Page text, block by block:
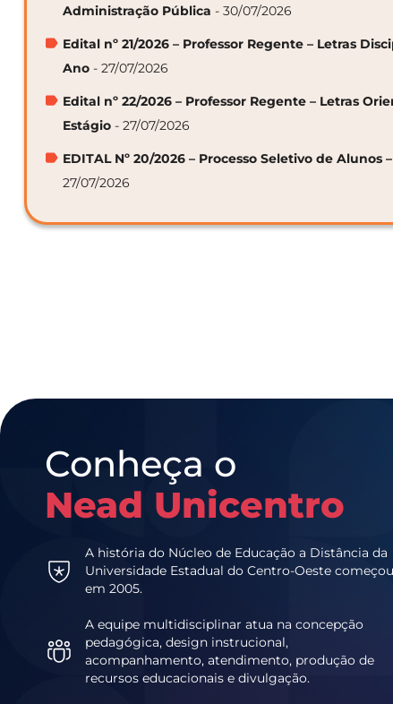
Administração Pública - 30/07/2026
Edital nº 21/2026 – Professor Regente – Letras
Ano - 27/07/2026
Edital nº 22/2026 – Professor Regente – Letras
Estágio - 27/07/2026
EDITAL Nº 20/2026 – Processo Seletivo de Alunos –
27/07/2026
Conheça o
Nead Unicentro
A história do Núcleo de Educação a Distância da
Universidade Estadual do Centro-Oeste começou
em 2005.
A equipe multidisciplinar atua na concepção
pedagógica, design instrucional,
acompanhamento, atendimento, produção de
recursos educacionais e divulgação.